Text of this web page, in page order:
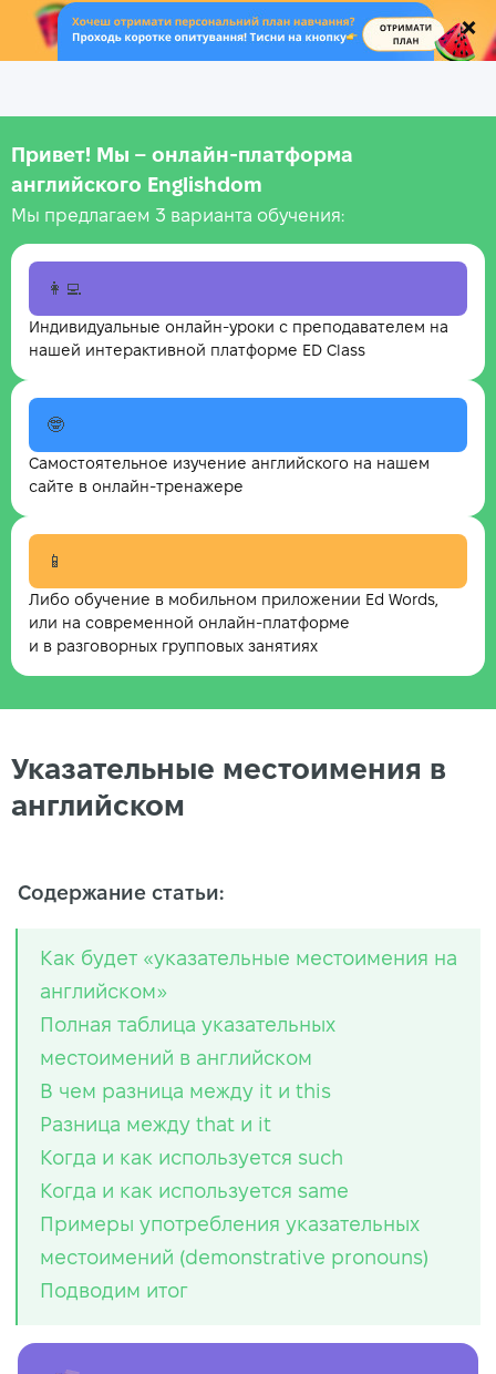
.
Привет! Мы – онлайн‑платформа
английского Englishdom
Мы предлагаем 3 варианта обучения:
👩‍💻
Индивидуальные онлайн-уроки с преподавателем на
нашей интерактивной платформе ED Class
🤓
Самостоятельное изучение английского на нашем
сайте в онлайн-тренажере
📱
Либо обучение в мобильном приложении Ed Words,
или на современной онлайн-платформе
и в разговорных групповых занятиях
Указательные местоимения в
английском
Содержание статьи:
Как будет «указательные местоимения на
английском»
Полная таблица указательных
местоимений в английском
В чем разница между it и this
Разница между that и it
Когда и как используется such
Когда и как используется same
Примеры употребления указательных
местоимений (demonstrative pronouns)
Подводим итог